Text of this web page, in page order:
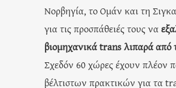
Νορβηγία, το Ομάν και τη
για τις προσπάθειές τους να
βιομηχανικά trans λιπαρά από
Σχεδόν 60 χώρες έχουν πλέον
βέλτιστων πρακτικών για τα